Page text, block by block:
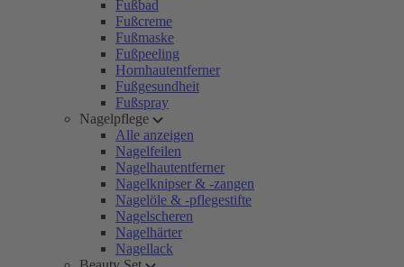
Fußbad
Fußcreme
Fußmaske
Fußpeeling
Hornhautentferner
Fußgesundheit
Fußspray
Nagelpflege
Alle anzeigen
Nagelfeilen
Nagelhautentferner
Nagelknipser & -zangen
Nagelöle & -pflegestifte
Nagelscheren
Nagelhärter
Nagellack